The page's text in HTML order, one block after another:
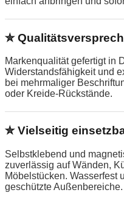
✮
Markenqualität gefertigt in
Widerstandsfähigkeit und
bei mehrmaliger
oder Kreide-Rückstände.
✮ Vielseitig
Selbstklebend und
zuverlässig auf Wänden,
Möbelstücken. Wasserfest
geschützte Außenbereiche.